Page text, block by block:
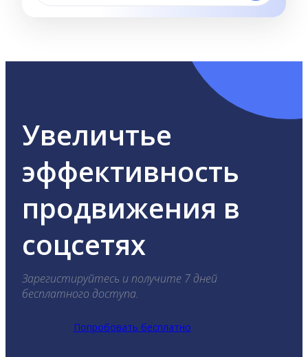
Увеличтье
эффективность
продвижения в
соцсетях
Зарегистируйтесь и получите 7 дней
бесплатного доступа.
Попробовать бесплатно